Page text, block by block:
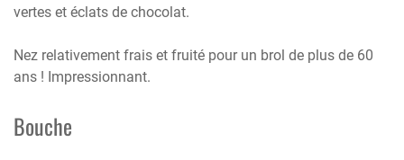
vertes et éclats de chocolat.
Nez relativement frais et fruité pour un brol de plus de 60
ans ! Impressionnant.
Bouche